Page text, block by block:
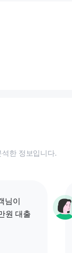
한 정보입니다.
님이
원 대출